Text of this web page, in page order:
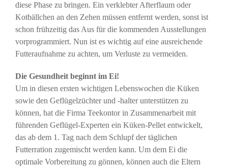
diese Phase zu bringen. Ein verklebter Afterflaum oder
Kotbällchen an den Zehen müssen entfernt werden, sonst ist
schon frühzeitig das Aus für die kommenden Ausstellungen
vorprogrammiert. Nun ist es wichtig auf eine ausreichende
Futteraufnahme zu achten, um Verluste zu vermeiden.
Die Gesundheit beginnt im Ei!
Um in diesen ersten wichtigen Lebenswochen die Küken
sowie den Geflügelzüchter und -halter unterstützen zu
können, hat die Firma Teekontor in Zusammenarbeit mit
führenden Geflügel-Experten ein Küken-Pellet entwickelt,
das ab dem 1. Tag nach dem Schlupf der täglichen
Futterration zugemischt werden kann. Um dem Ei die
optimale Vorbereitung zu gönnen, können auch die Eltern